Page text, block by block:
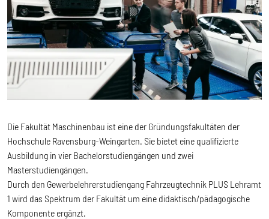
Die Fakultät Maschinenbau ist eine der Gründungsfakultäten der
Hochschule Ravensburg-Weingarten. Sie bietet eine qualifizierte
Ausbildung in vier Bachelorstudiengängen und zwei
Masterstudiengängen.
Durch den Gewerbelehrerstudiengang Fahrzeugtechnik PLUS Lehramt
1 wird das Spektrum der Fakultät um eine didaktisch/pädagogische
Komponente ergänzt.